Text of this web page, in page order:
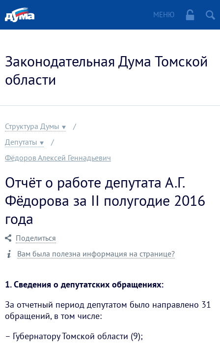
МЕНЮ
Законодательная Дума Томской
области
Структура Думы
Депутаты
Фёдоров Алексей Геннадьевич
Отчёт о работе депутата А.Г.
Фёдорова за II полугодие 2016
года
Поделиться
Вам была полезна информация на странице?
1. Сведения о депутатских обращениях:
За отчетный период депутатом было направлено 31
обращений, в том числе:
– Губернатору Томской области (9);